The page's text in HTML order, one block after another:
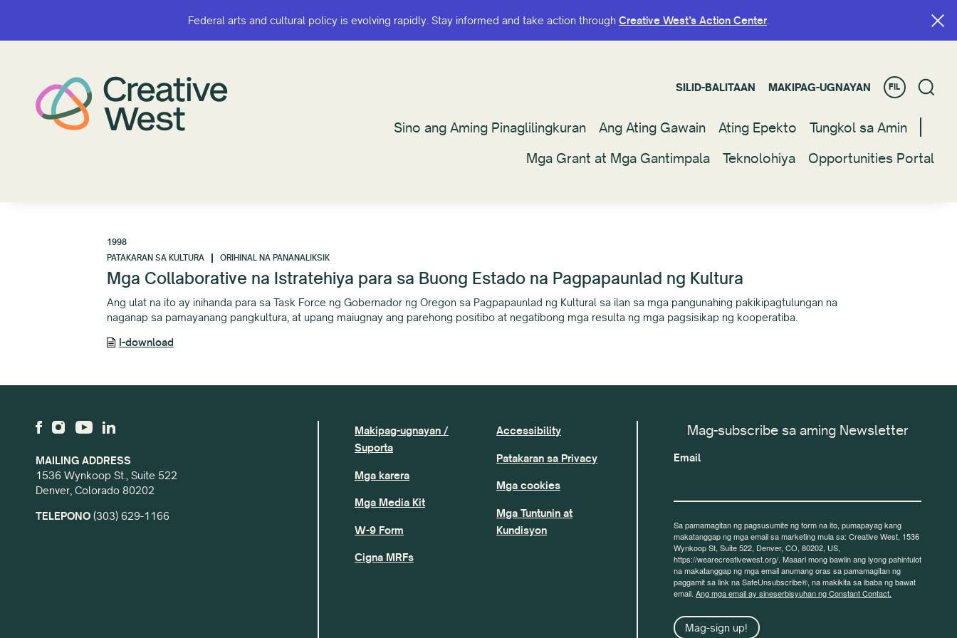
Federal arts and cultural policy is evolving rapidly. Stay informed and take action through Creative West’s Action Center.
SILID-BALITAAN MAKIPAG-UGNAYAN FIL
Sino ang Aming Pinaglilingkuran Ang Ating Gawain Ating Epekto
Tungkol sa Amin
Mga Grant at Mga Gantimpala
Teknolohiya Opportunities Portal
Federal arts and cultural policy is evolving rapidly. Stay informed and take action through Creative West’s Action Center.
SILID-BALITAAN MAKIPAG-UGNAYAN FIL
Sino ang Aming Pinaglilingkuran Ang Ating Gawain Ating Epekto
Tungkol sa Amin
Mga Grant at Mga Gantimpala
Teknolohiya Opportunities Portal
1998
PATAKARAN SA KULTURA
ORIHINAL NA PANANALIKSIK
Mga Collaborative na Istratehiya para sa Buong Estado na Pagpapaunlad ng Kultura
Ang ulat na ito ay inihanda para sa Task Force ng Gobernador ng Oregon sa Pagpapaunlad ng Kultural sa ilan sa mga pangunahing pakikipagtulungan na
naganap sa pamayanang pangkultura, at upang maiugnay ang parehong positibo at negatibong mga resulta ng mga pagsisikap ng kooperatiba.
I-download
MAILING ADDRESS
1536 Wynkoop St., Suite 522
Denver, Colorado 80202
TELEPONO (303) 629-1166
Makipag-ugnayan /
Suporta
Mga karera
Mga Media Kit
W-9 Form
Cigna MRFs
Accessibility
Patakaran sa Privacy
Mga cookies
Mga Tuntunin at
Kundisyon
Mag-subscribe sa aming Newsletter
Email
Sa pamamagitan ng pagsusumite ng form na ito, pumapayag kang
makatanggap ng mga email sa marketing mula sa: Creative West, 1536
Wynkoop St, Suite 522, Denver, CO, 80202, US,
https://wearecreativewest.org/. Maaari mong bawiin ang iyong pahintulot
na makatanggap ng mga email anumang oras sa pamamagitan ng
paggamit sa link na SafeUnsubscribe®, na makikita sa ibaba ng bawat
email. Ang mga email ay sineserbisyuhan ng Constant Contact.
Mag-sign up!